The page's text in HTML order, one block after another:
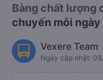
Bàng chất lượng
chuyến mỗi ngày
Vexere Team
Ngày cập nhật: